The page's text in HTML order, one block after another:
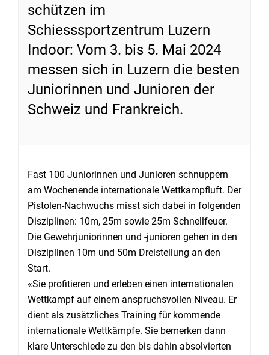
schützen im
Schiesssportzentrum Luzern
Indoor: Vom 3. bis 5. Mai 2024
messen sich in Luzern die besten
Juniorinnen und Junioren der
Schweiz und Frankreich.
Fast 100 Juniorinnen und Junioren schnuppern
am Wochenende internationale Wettkampfluft. Der
Pistolen-Nachwuchs misst sich dabei in folgenden
Disziplinen: 10m, 25m sowie 25m Schnellfeuer.
Die Gewehrjuniorinnen und -junioren gehen in den
Disziplinen 10m und 50m Dreistellung an den
Start.
«Sie profitieren und erleben einen internationalen
Wettkampf auf einem anspruchsvollen Niveau. Er
dient als zusätzliches Training für kommende
internationale Wettkämpfe. Sie bemerken dann
klare Unterschiede zu den bis dahin absolvierten